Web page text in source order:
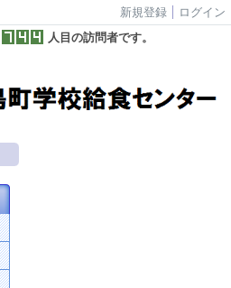
新規登録
ログイン
人目の訪問者です。